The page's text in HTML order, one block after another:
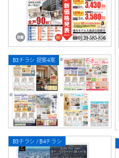
B3チラシ 提案4案
B3チラシ / B4チラシ